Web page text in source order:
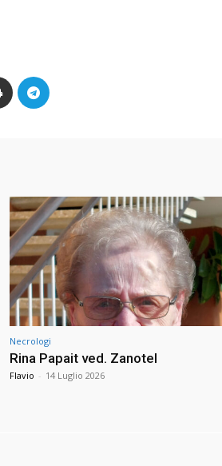
Necrologi
Rina Papait ved. Zanotel
Flavio - 14 Luglio 2026